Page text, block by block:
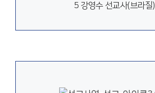
5 강영수 선교사(브라질)